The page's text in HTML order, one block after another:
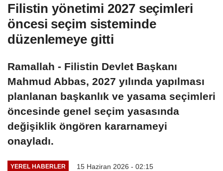
Filistin yönetimi 2027 seçimleri
öncesi seçim sisteminde
düzenlemeye gitti
Ramallah - Filistin Devlet Başkanı
Mahmud Abbas, 2027 yılında yapılması
planlanan başkanlık ve yasama seçimleri
öncesinde genel seçim yasasında
değişiklik öngören kararnameyi
onayladı.
YEREL HABERLER 15 Haziran 2026 - 02:15